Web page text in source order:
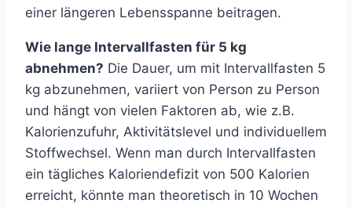
einer längeren Lebensspanne beitragen.
Wie lange Intervallfasten für 5 kg
abnehmen? Die Dauer, um mit Intervallfasten 5
kg abzunehmen, variiert von Person zu Person
und hängt von vielen Faktoren ab, wie z.B.
Kalorienzufuhr, Aktivitätslevel und individuellem
Stoffwechsel. Wenn man durch Intervallfasten
ein tägliches Kaloriendefizit von 500 Kalorien
erreicht, könnte man theoretisch in 10 Wochen